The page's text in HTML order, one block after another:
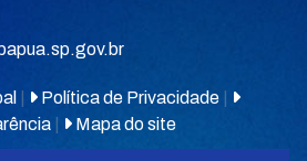
Política de Privacidade
Mapa do site